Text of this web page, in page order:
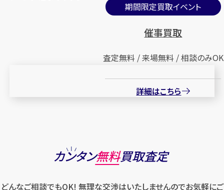
期間限定買取イベント
催事買取
査定無料 / 来場無料 / 相談のみOK
詳細はこちら
カンタン無料買取査定
どんなご相談でもOK! 無理な交渉はいたしませんのでお気軽にご